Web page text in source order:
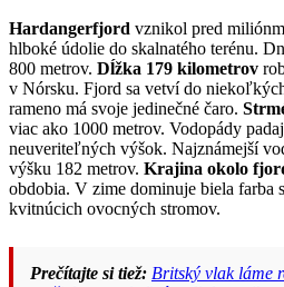
Hardangerfjord vznikol pred
hlboké údolie do skalnatého terénu.
800 metrov. Dĺžka 179 kilometrov
v Nórsku. Fjord sa vetví do
rameno má svoje jedinečné čaro.
viac ako 1000 metrov. Vodopády
neuveriteľných výšok. Najznámejší
výšku 182 metrov. Krajina okolo
obdobia. V zime dominuje biela farba
kvitnúcich ovocných stromov.
Prečítajte si tiež: Britský vlak láme